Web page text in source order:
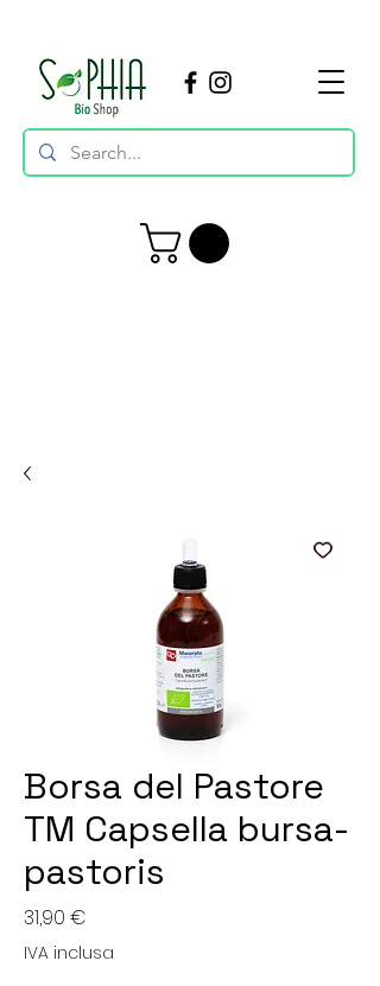
Borsa del Pastore
TM Capsella bursa-
pastoris
31,90 €
IVA inclusa